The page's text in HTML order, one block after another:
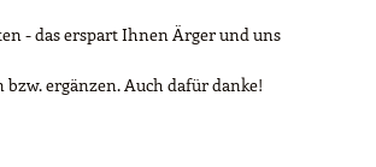
- das erspart Ihnen Ärger und uns
ergänzen. Auch dafür danke!